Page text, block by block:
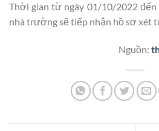
Thời gian từ ngày 01/10/2022
nhà trường sẽ tiếp nhận hồ sơ xét
Nguồn: